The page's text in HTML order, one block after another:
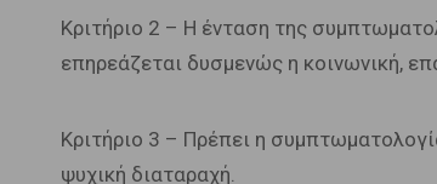
Κριτήριο 2 – Η ένταση της
επηρεάζεται δυσμενώς η κοινωνική,
Κριτήριο 3 – Πρέπει η
ψυχική διαταραχή.